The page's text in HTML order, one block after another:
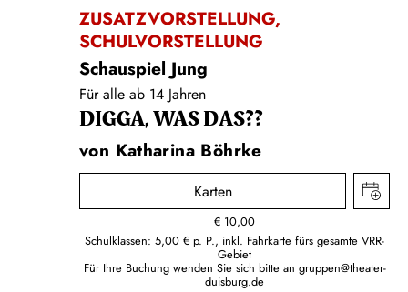
ZUSATZVORSTELLUNG,
SCHULVORSTELLUNG
Schauspiel Jung
Für alle ab 14 Jahren
DIGGA, WAS DAS??
von Katharina Böhrke
Karten
€ 10,00
Schulklassen: 5,00 € p. P., inkl. Fahrkarte fürs gesamte VRR-
Gebiet
Für Ihre Buchung wenden Sie sich bitte an gruppen@theater-
duisburg.de